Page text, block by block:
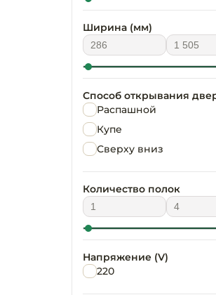
Ширина (мм)
Способ открывания
Распашной
Купе
Сверху вниз
Количество полок
Напряжение (V)
220